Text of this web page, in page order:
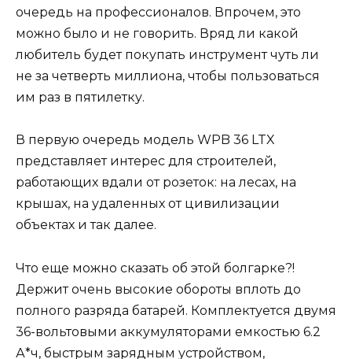
очередь на профессионалов. Впрочем, это
можно было и не говорить. Вряд ли какой
любитель будет покупать инструмент чуть ли
не за четверть миллиона, чтобы пользоваться
им раз в пятилетку.
В первую очередь модель WPB 36 LTX
представляет интерес для строителей,
работающих вдали от розеток: на лесах, на
крышах, на удаленных от цивилизации
объектах и так далее.
Что еще можно сказать об этой болгарке?!
Держит очень высокие обороты вплоть до
полного разряда батарей. Комплектуется двумя
36-вольтовыми аккумуляторами емкостью 6.2
А*ч, быстрым зарядным устройством,